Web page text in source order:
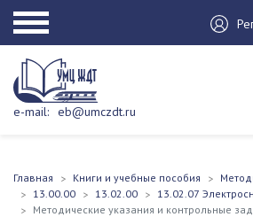
e-mail: eb@umczdt.ru
Главная Книги и учебные пособия
13.00.00
13.02.00
13.02.07
Методические указания и контрольные